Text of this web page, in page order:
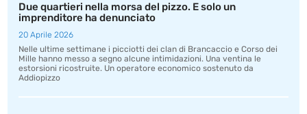
Due quartieri nella morsa del pizzo. E solo un
imprenditore ha denunciato
20 Aprile 2026
Nelle ultime settimane i picciotti dei clan di Brancaccio e Corso dei
Mille hanno messo a segno alcune intimidazioni. Una ventina le
estorsioni ricostruite. Un operatore economico sostenuto da
Addiopizzo